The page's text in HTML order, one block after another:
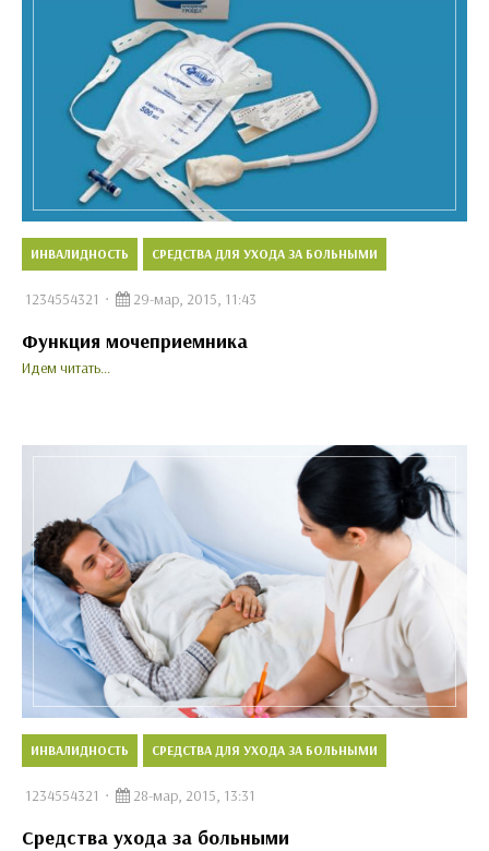
ИНВАЛИДНОСТЬ СРЕДСТВА ДЛЯ УХОДА ЗА БОЛЬНЫМИ
1234554321 29-мар, 2015, 11:43
Функция мочеприемника
Идем читать...
ИНВАЛИДНОСТЬ СРЕДСТВА ДЛЯ УХОДА ЗА БОЛЬНЫМИ
1234554321 28-мар, 2015, 13:31
Средства ухода за больными